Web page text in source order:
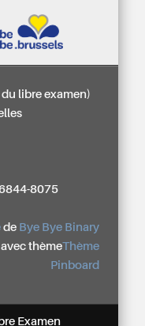
libre examen)
8075
de Bye Bye Binary
thèmeThème
Pinboard
Examen